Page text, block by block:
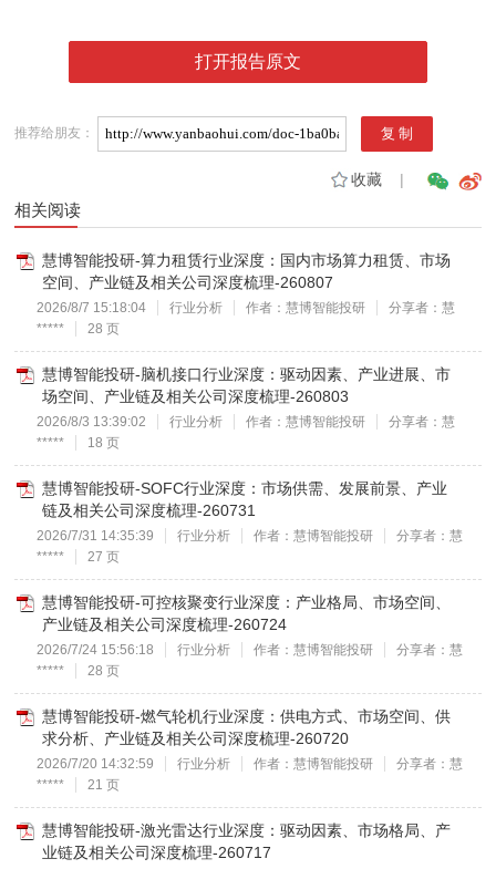
打开报告原文
推荐给朋友：
收藏|
相关阅读
慧博智能投研-算力租赁行业深度：国内市场算力租赁、市场
空间、产业链及相关公司深度梳理-260807
2026/8/7 15:18:04 行业分析 作者：慧博智能投研
分享者：慧
*****
28 页
慧博智能投研-脑机接口行业深度：驱动因素、产业进展、市
场空间、产业链及相关公司深度梳理-260803
2026/8/3 13:39:02 行业分析 作者：慧博智能投研
分享者：慧
*****
18 页
慧博智能投研-SOFC行业深度：市场供需、发展前景、产业
链及相关公司深度梳理-260731
2026/7/31 14:35:39 行业分析 作者：慧博智能投研
分享者：慧
*****
27 页
慧博智能投研-可控核聚变行业深度：产业格局、市场空间、
产业链及相关公司深度梳理-260724
2026/7/24 15:56:18 行业分析 作者：慧博智能投研
分享者：慧
*****
28 页
慧博智能投研-燃气轮机行业深度：供电方式、市场空间、供
求分析、产业链及相关公司深度梳理-260720
2026/7/20 14:32:59 行业分析 作者：慧博智能投研
分享者：慧
*****
21 页
慧博智能投研-激光雷达行业深度：驱动因素、市场格局、产
业链及相关公司深度梳理-260717